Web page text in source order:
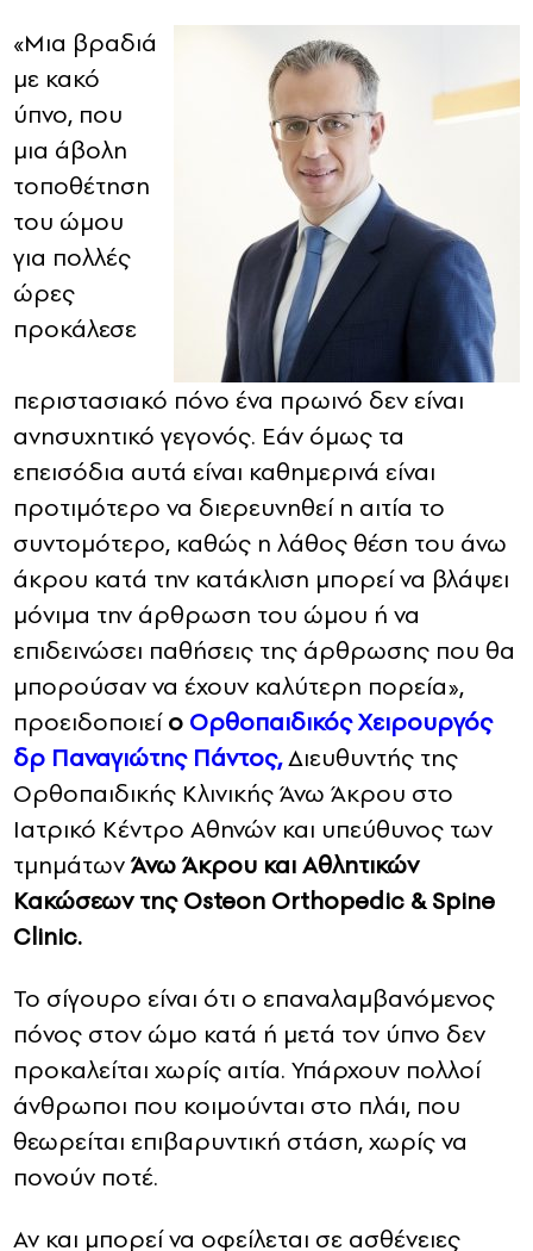
«Μια βραδιά
με κακό
ύπνο, που
μια άβολη
τοποθέτηση
του ώμου
για πολλές
ώρες
προκάλεσε
περιστασιακό πόνο ένα πρωινό δεν είναι
ανησυχητικό γεγονός. Εάν όμως τα
επεισόδια αυτά είναι καθημερινά είναι
προτιμότερο να διερευνηθεί η αιτία το
συντομότερο, καθώς η λάθος θέση του άνω
άκρου κατά την κατάκλιση μπορεί να βλάψει
μόνιμα την άρθρωση του ώμου ή να
επιδεινώσει παθήσεις της άρθρωσης που θα
μπορούσαν να έχουν καλύτερη πορεία»,
προειδοποιείο Ορθοπαιδικός Χειρουργός
δρ Παναγιώτης Πάντος,Διευθυντής της
Ορθοπαιδικής Κλινικής Άνω Άκρου στο
Ιατρικό Κέντρο Αθηνών και υπεύθυνος των
τμημάτωνΆνω Άκρου και Αθλητικών
Κακώσεων της Osteon Orthopedic & Spine
Clinic.
Το σίγουρο είναι ότι ο επαναλαμβανόμενος
πόνος στον ώμο κατά ή μετά τον ύπνο δεν
προκαλείται χωρίς αιτία. Υπάρχουν πολλοί
άνθρωποι που κοιμούνται στο πλάι, που
θεωρείται επιβαρυντική στάση, χωρίς να
πονούν ποτέ.
Αν και μπορεί να οφείλεται σε ασθένειες